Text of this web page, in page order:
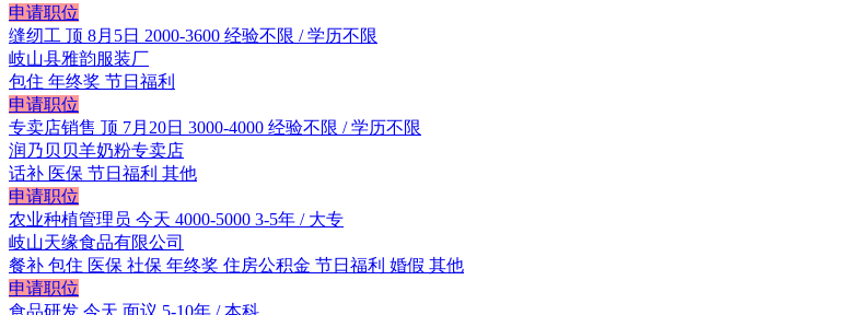
申请职位
缝纫工 顶 8月5日 2000-3600 经验不限 / 学历不限
岐山县雅韵服装厂
包住 年终奖 节日福利
申请职位
专卖店销售 顶 7月20日 3000-4000 经验不限 / 学历不限
润乃贝贝羊奶粉专卖店
话补 医保 节日福利 其他
申请职位
农业种植管理员 今天 4000-5000 3-5年 / 大专
岐山天缘食品有限公司
餐补 包住 医保 社保 年终奖 住房公积金 节日福利 婚假 其他
申请职位
食品研发 今天 面议 5-10年 / 本科